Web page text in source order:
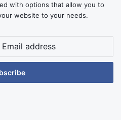
with options that allow you to
website to your needs.